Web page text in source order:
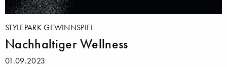
STYLEPARK GEWINNSPIEL
Nachhaltiger Wellness
01.09.2023